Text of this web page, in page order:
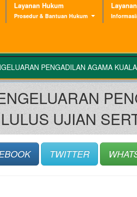
Layanan Hukum
Prosedur & Bantuan Hukum
PENGADILAN AGAMA
LULUS UJIAN
TWITTER